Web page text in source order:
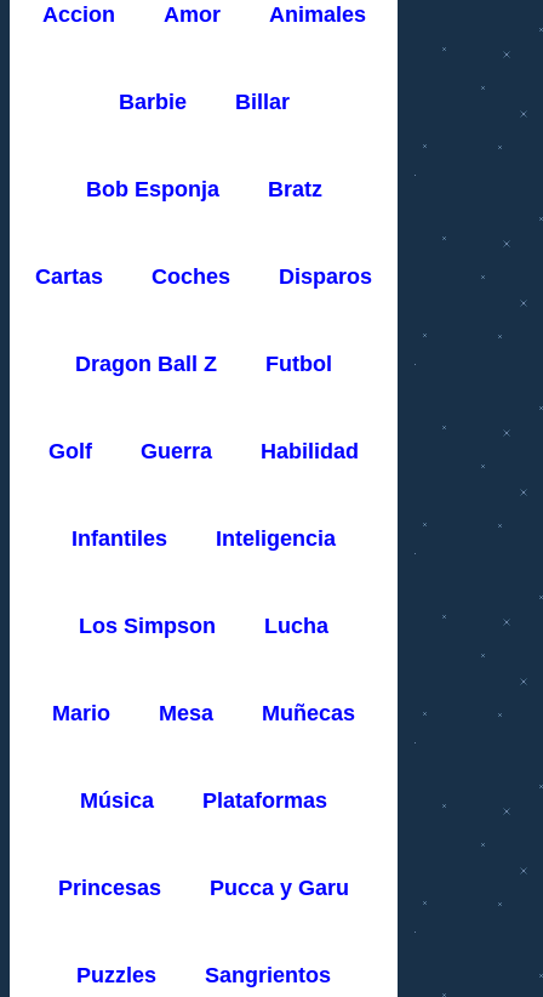
Accion Amor Animales
Barbie Billar
Bob Esponja Bratz
Cartas Coches Disparos
Dragon Ball Z Futbol
Golf Guerra Habilidad
Infantiles Inteligencia
Los Simpson Lucha
Mario Mesa Muñecas
Música Plataformas
Princesas Pucca y Garu
Puzzles Sangrientos